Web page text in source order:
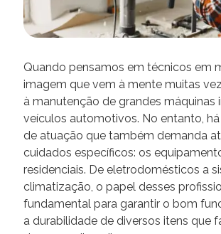
Quando pensamos em técnicos em
imagem que vem à mente muitas
à manutenção de grandes máquinas
veículos automotivos. No entanto,
de atuação que também demanda
cuidados específicos: os
residenciais. De eletrodomésticos a
climatização, o papel desses
fundamental para garantir o bom
a durabilidade de diversos itens que